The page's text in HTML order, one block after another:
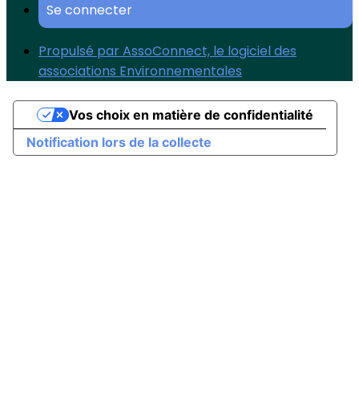
Se connecter
Propulsé par AssoConnect, le logiciel des
associations Environnementales
Notification lors de la collecte
Vos choix en matière de confidentialité